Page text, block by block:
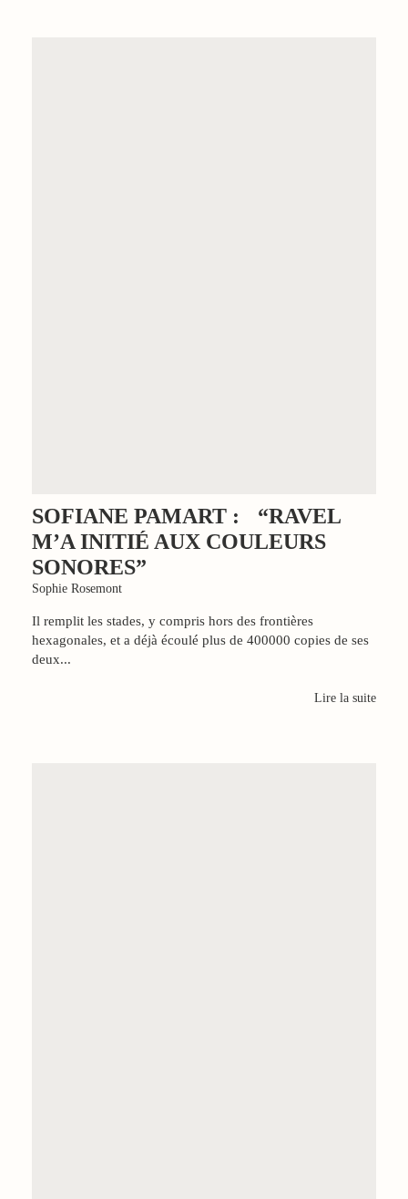
SOFIANE PAMART : “RAVEL
M’A INITIÉ AUX COULEURS
SONORES”
Sophie Rosemont
Il remplit les stades, y compris hors des frontières
hexagonales, et a déjà écoulé plus de 400000 copies de ses
deux...
Lire la suite